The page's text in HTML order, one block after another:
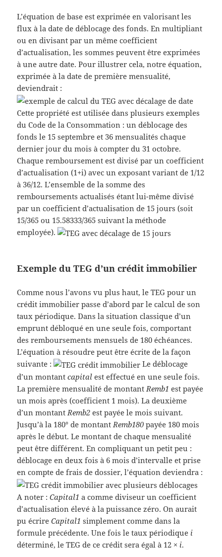
L’équation de base est exprimée en valorisant les
flux à la date de déblocage des fonds. En multipliant
ou en divisant par un même coefficient
d’actualisation, les sommes peuvent être exprimées
à une autre date. Pour illustrer cela, notre équation,
exprimée à la date de première mensualité,
deviendrait :
Cette propriété est utilisée dans plusieurs exemples
du Code de la Consommation : un déblocage des
fonds le 15 septembre et 36 mensualités chaque
dernier jour du mois à compter du 31 octobre.
Chaque remboursement est divisé par un coefficient
d’actualisation (1+i) avec un exposant variant de 1/12
à 36/12. L’ensemble de la somme des
remboursements actualisés étant lui-même divisé
par un coefficient d’actualisation de 15 jours (soit
15/365 ou 15.58333/365 suivant la méthode
employée).
Exemple du TEG d’un crédit immobilier
Comme nous l’avons vu plus haut, le TEG pour un
crédit immobilier passe d’abord par le calcul de son
taux périodique. Dans la situation classique d’un
emprunt débloqué en une seule fois, comportant
des remboursements mensuels de 180 échéances.
L’équation à résoudre peut être écrite de la façon
suivante :
Le déblocage
d’un montantcapital est effectué en une seule fois.
La première mensualité de montantRemb1 est payée
un mois après (coefficient 1 mois). La deuxième
d’un montantRemb2 est payée le mois suivant.
Jusqu’à la 180° de montantRemb180 payée 180 mois
après le début. Le montant de chaque mensualité
peut être différent. En compliquant un petit peu :
déblocage en deux fois à 6 mois d’intervalle et prise
en compte de frais de dossier, l’équation deviendra :
A noter :Capital1 a comme diviseur un coefficient
d’actualisation élevé à la puissance zéro. On aurait
pu écrireCapital1 simplement comme dans la
formule précédente. Une fois le taux périodique i
déterminé, le TEG de ce crédit sera égal à 12 × i.